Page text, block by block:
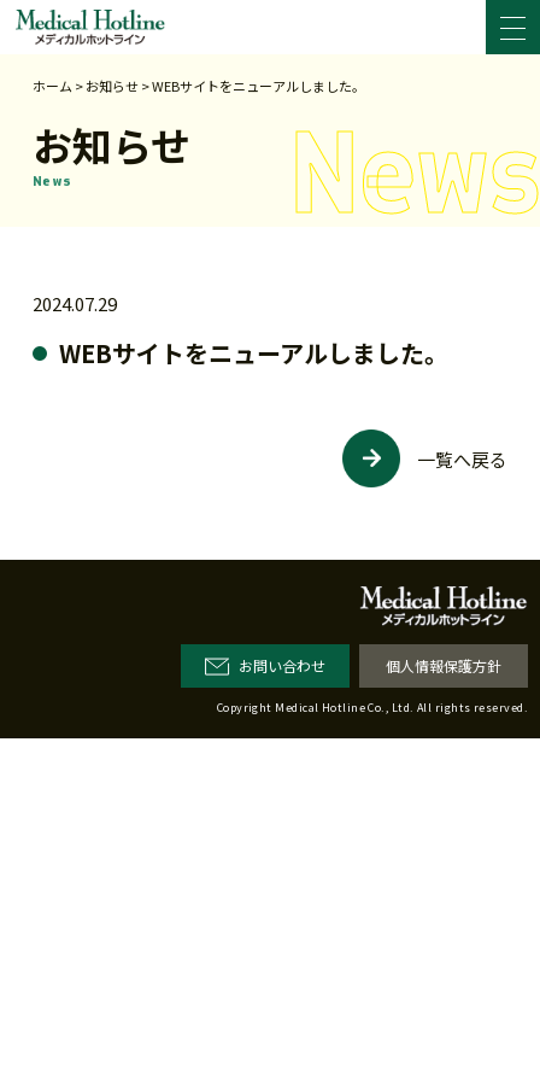
ホーム >お知らせ>WEBサイトをニューアルしました。
お知らせ
News
2024.07.29
WEBサイトをニューアルしました。
一覧へ戻る
お問い合わせ 個人情報保護方針
Copyright Medical Hotline Co., Ltd. All rights reserved.